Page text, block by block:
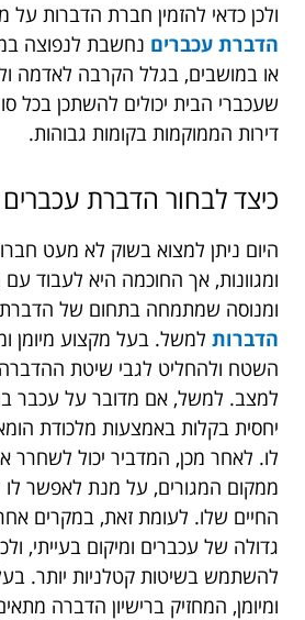
ולכן כדאי להזמין חברת הדברות
הדברת עכברים נחשבת לנפוצה
או במושבים, בגלל הקרבה לאדמה
שעכברי הבית יכולים להשתכן בכל
דירות הממוקמות בקומות גבוהות.
כיצד לבחור הדברת עכברים
היום ניתן למצוא בשוק לא מעט
ומגוונות, אך החוכמה היא לעבוד
ומנוסה שמתמחה בתחום של הדברת
הדברות למשל. בעל מקצוע מיומן
השטח ולהחליט לגבי שיטת
למצב. למשל, אם מדובר על עכבר
יחסית בקלות באמצעות מלכודת
לו. לאחר מכן, המדביר יכול לשחרר
ממקום המגורים, על מנת לאפשר
החיים שלו. לעומת זאת, במקרים
גדולה של עכברים ומיקום בעייתי,
להשתמש בשיטות קטלניות יותר.
ומיומן, המחזיק ברישיון הדברה